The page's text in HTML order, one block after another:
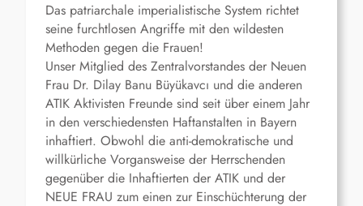
Das patriarchale imperialistische System richtet
seine furchtlosen Angriffe mit den wildesten
Methoden gegen die Frauen!
Unser Mitglied des Zentralvorstandes der Neuen
Frau Dr. Dilay Banu Büyükavcı und die anderen
ATIK Aktivisten Freunde sind seit über einem Jahr
in den verschiedensten Haftanstalten in Bayern
inhaftiert. Obwohl die anti-demokratische und
willkürliche Vorgansweise der Herrschenden
gegenüber die Inhaftierten der ATIK und der
NEUE FRAU zum einen zur Einschüchterung der